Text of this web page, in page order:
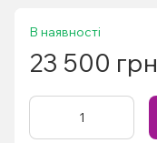
В наявності
23 500 грн